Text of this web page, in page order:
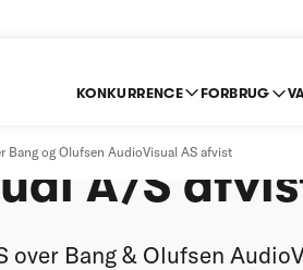
KONKURRENCE FORBRUG
Bang og Olufsen AudioVisual AS afvist
A/S
over Bang & Olufsen